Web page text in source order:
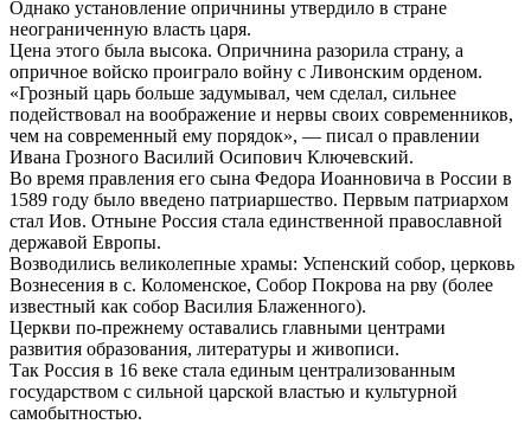
Однако установление опричнины утвердило в стране
неограниченную власть царя.
Цена этого была высока. Опричнина разорила страну, а
опричное войско проиграло войну с Ливонским орденом.
«Грозный царь больше задумывал, чем сделал, сильнее
подействовал на воображение и нервы своих современников,
чем на современный ему порядок», — писал о правлении
Ивана Грозного Василий Осипович Ключевский.
Во время правления его сына Федора Иоанновича в России в
1589 году было введено патриаршество. Первым патриархом
стал Иов. Отныне Россия стала единственной православной
державой Европы.
Возводились великолепные храмы: Успенский собор, церковь
Вознесения в с. Коломенское, Собор Покрова на рву (более
известный как собор Василия Блаженного).
Церкви по-прежнему оставались главными центрами
развития образования, литературы и живописи.
Так Россия в 16 веке стала единым централизованным
государством с сильной царской властью и культурной
самобытностью.